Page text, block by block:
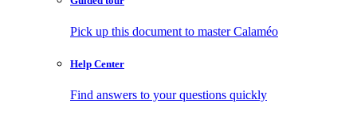
Pick up this document to master Calaméo
Help Center
Find answers to your questions quickly